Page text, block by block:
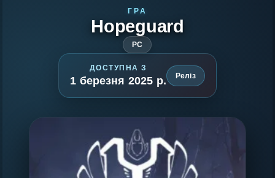
ГРА
Hopeguard
PC
ДОСТУПНА З
1 березня 2025 р. Реліз